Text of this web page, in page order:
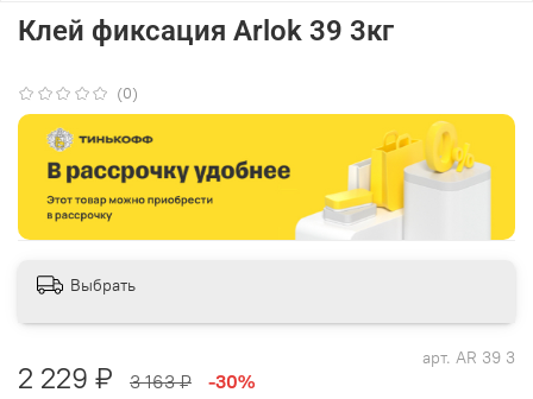
(0)
арт. AR 39 3
Клей фиксация Arlok 39 3кг
2 229 ₽ 3 163 ₽ -30%
Выбрать